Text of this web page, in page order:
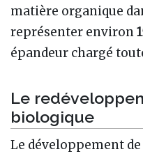
matière organique
représenter environ
épandeur chargé
Le
biologique
Le développement